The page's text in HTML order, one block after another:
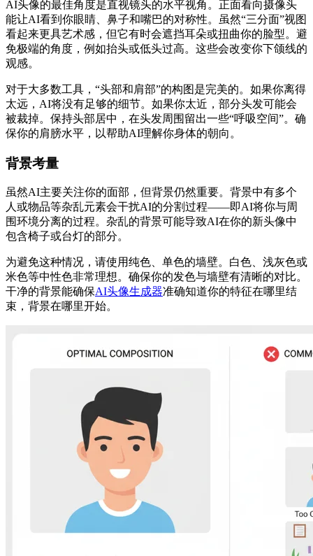
AI头像的最佳角度是直视镜头的水平视角。正面看向摄像头
能让AI看到你眼睛、鼻子和嘴巴的对称性。虽然“三分面”视图
看起来更具艺术感，但它有时会遮挡耳朵或扭曲你的脸型。避
免极端的角度，例如抬头或低头过高。这些会改变你下颌线的
观感。
对于大多数工具，“头部和肩部”的构图是完美的。如果你离得
太远，AI将没有足够的细节。如果你太近，部分头发可能会
被裁掉。保持头部居中，在头发周围留出一些“呼吸空间”。确
保你的肩膀水平，以帮助AI理解你身体的朝向。
背景考量
虽然AI主要关注你的面部，但背景仍然重要。背景中有多个
人或物品等杂乱元素会干扰AI的分割过程——即AI将你与周
围环境分离的过程。杂乱的背景可能导致AI在你的新头像中
包含椅子或台灯的部分。
为避免这种情况，请使用纯色、单色的墙壁。白色、浅灰色或
米色等中性色非常理想。确保你的发色与墙壁有清晰的对比。
干净的背景能确保AI头像生成器准确知道你的特征在哪里结
束，背景在哪里开始。